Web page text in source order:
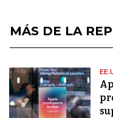
MÁS DE LA